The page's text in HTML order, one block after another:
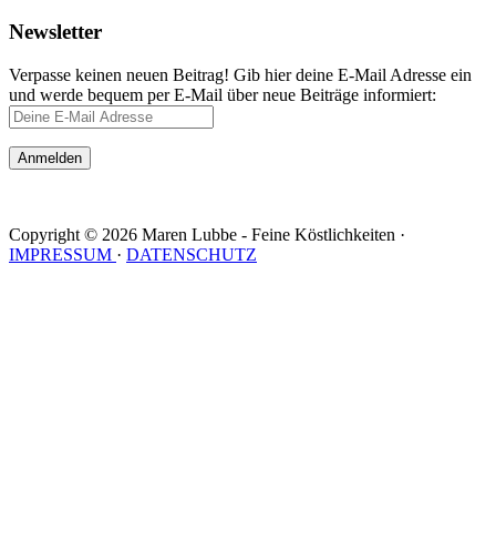
Newsletter
Verpasse keinen neuen Beitrag! Gib hier deine E-Mail Adresse ein
und werde bequem per E-Mail über neue Beiträge informiert:
Copyright © 2026 Maren Lubbe - Feine Köstlichkeiten ·
IMPRESSUM · DATENSCHUTZ